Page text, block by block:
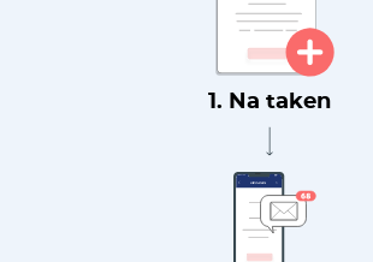
1. Na taken